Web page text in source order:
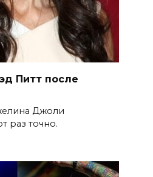
Питт после
Джоли
раз точно.